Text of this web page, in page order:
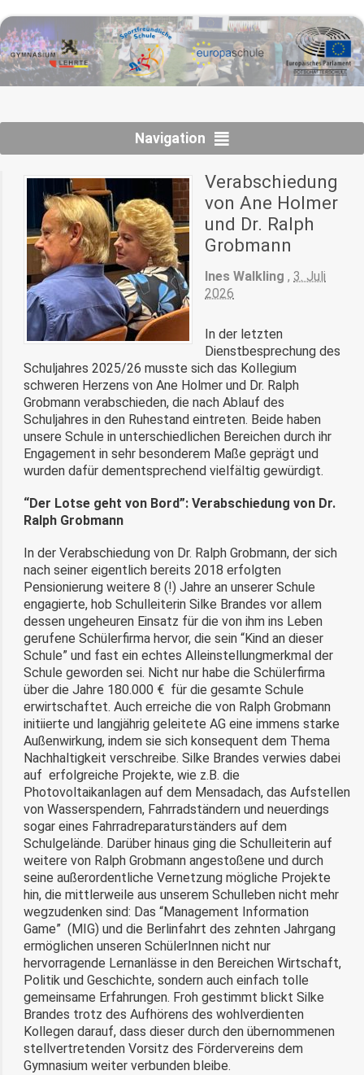
Navigation
Verabschiedung
von Ane Holmer
und Dr. Ralph
Grobmann
Ines Walkling , 3. Juli
2026
In der letzten
Dienstbesprechung des
Schuljahres 2025/26 musste sich das Kollegium
schweren Herzens von Ane Holmer und Dr. Ralph
Grobmann verabschieden, die nach Ablauf des
Schuljahres in den Ruhestand eintreten. Beide haben
unsere Schule in unterschiedlichen Bereichen durch ihr
Engagement in sehr besonderem Maße geprägt und
wurden dafür dementsprechend vielfältig gewürdigt.
“Der Lotse geht von Bord”: Verabschiedung von Dr.
Ralph Grobmann
In der Verabschiedung von Dr. Ralph Grobmann, der sich
nach seiner eigentlich bereits 2018 erfolgten
Pensionierung weitere 8 (!) Jahre an unserer Schule
engagierte, hob Schulleiterin Silke Brandes vor allem
dessen ungeheuren Einsatz für die von ihm ins Leben
gerufene Schülerfirma hervor, die sein “Kind an dieser
Schule” und fast ein echtes Alleinstellungmerkmal der
Schule geworden sei. Nicht nur habe die Schülerfirma
über die Jahre 180.000 € für die gesamte Schule
erwirtschaftet. Auch erreiche die von Ralph Grobmann
initiierte und langjährig geleitete AG eine immens starke
Außenwirkung, indem sie sich konsequent dem Thema
Nachhaltigkeit verschreibe. Silke Brandes verwies dabei
auf erfolgreiche Projekte, wie z.B. die
Photovoltaikanlagen auf dem Mensadach, das Aufstellen
von Wasserspendern, Fahrradständern und neuerdings
sogar eines Fahrradreparaturständers auf dem
Schulgelände. Darüber hinaus ging die Schulleiterin auf
weitere von Ralph Grobmann angestoßene und durch
seine außerordentliche Vernetzung mögliche Projekte
hin, die mittlerweile aus unserem Schulleben nicht mehr
wegzudenken sind: Das “Management Information
Game” (MIG) und die Berlinfahrt des zehnten Jahrgang
ermöglichen unseren SchülerInnen nicht nur
hervorragende Lernanlässe in den Bereichen Wirtschaft,
Politik und Geschichte, sondern auch einfach tolle
gemeinsame Erfahrungen. Froh gestimmt blickt Silke
Brandes trotz des Aufhörens des wohlverdienten
Kollegen darauf, dass dieser durch den übernommenen
stellvertretenden Vorsitz des Fördervereins dem
Gymnasium weiter verbunden bleibe.